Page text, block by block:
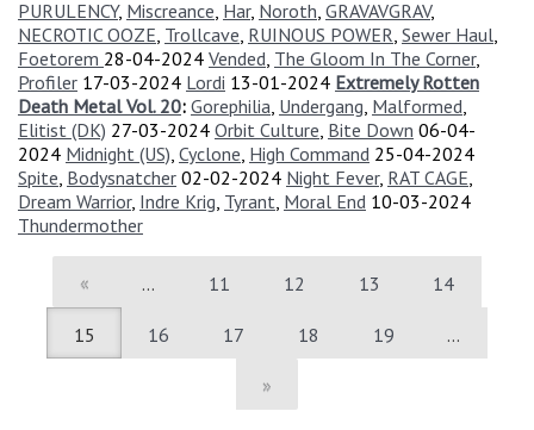
PURULENCY, Miscreance Har, Noroth GRAVAVGRAV,
NECROTIC OOZE Trollcave RUINOUS POWER Sewer Haul
Foetorem 28-04-2024 Vended The Gloom In The Corner,
Profiler 17-03-2024 Lordi 13-01-2024 Extremely Rotten
Death Metal Vol. 20: Gorephilia Undergang Malformed
Elitist (DK) 27-03-2024 Orbit Culture Bite Down 06-04-
2024 Midnight (US) Cyclone High Command 25-04-2024
Spite Bodysnatcher 02-02-2024 Night Fever, RAT CAGE
Dream Warrior, Indre Krig Tyrant Moral End 10-03-2024
Thundermother
« … 11 12 13 14
15 16 17 18 19 …
»